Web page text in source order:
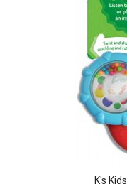
K's